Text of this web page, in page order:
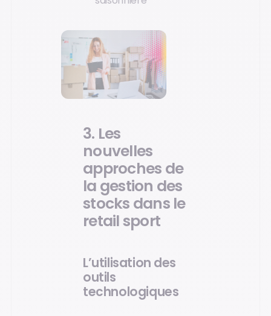
3. Les
nouvelles
approches de
la gestion des
stocks dans le
retail sport
L’utilisation des
outils
technologiques